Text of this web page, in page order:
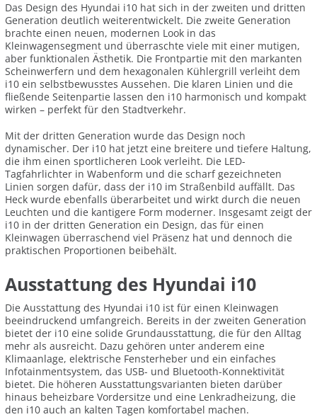
Das Design des Hyundai i10 hat sich in der zweiten und dritten
Generation deutlich weiterentwickelt. Die zweite Generation
brachte einen neuen, modernen Look in das
Kleinwagensegment und überraschte viele mit einer mutigen,
aber funktionalen Ästhetik. Die Frontpartie mit den markanten
Scheinwerfern und dem hexagonalen Kühlergrill verleiht dem
i10 ein selbstbewusstes Aussehen. Die klaren Linien und die
fließende Seitenpartie lassen den i10 harmonisch und kompakt
wirken – perfekt für den Stadtverkehr.
Mit der dritten Generation wurde das Design noch
dynamischer. Der i10 hat jetzt eine breitere und tiefere Haltung,
die ihm einen sportlicheren Look verleiht. Die LED-
Tagfahrlichter in Wabenform und die scharf gezeichneten
Linien sorgen dafür, dass der i10 im Straßenbild auffällt. Das
Heck wurde ebenfalls überarbeitet und wirkt durch die neuen
Leuchten und die kantigere Form moderner. Insgesamt zeigt der
i10 in der dritten Generation ein Design, das für einen
Kleinwagen überraschend viel Präsenz hat und dennoch die
praktischen Proportionen beibehält.
Ausstattung des Hyundai i10
Die Ausstattung des Hyundai i10 ist für einen Kleinwagen
beeindruckend umfangreich. Bereits in der zweiten Generation
bietet der i10 eine solide Grundausstattung, die für den Alltag
mehr als ausreicht. Dazu gehören unter anderem eine
Klimaanlage, elektrische Fensterheber und ein einfaches
Infotainmentsystem, das USB- und Bluetooth-Konnektivität
bietet. Die höheren Ausstattungsvarianten bieten darüber
hinaus beheizbare Vordersitze und eine Lenkradheizung, die
den i10 auch an kalten Tagen komfortabel machen.